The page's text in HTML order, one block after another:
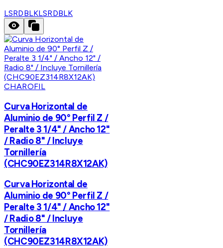
LSRDBLKLSRDBLK
CHAROFIL
Curva Horizontal de
Aluminio de 90° Perfil Z /
Peralte 3 1/4" / Ancho 12"
/ Radio 8" / Incluye
Tornillería
(CHC90EZ314R8X12AK)
Curva Horizontal de
Aluminio de 90° Perfil Z /
Peralte 3 1/4" / Ancho 12"
/ Radio 8" / Incluye
Tornillería
(CHC90EZ314R8X12AK)